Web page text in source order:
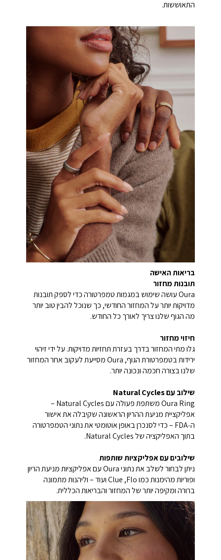
התאוששות.
בריאות האישה
תובנות מחזור
Oura עושה שימוש במגמות טמפרטורה כדי לספק תובנות
מדויקות יותר על המחזור החודשי, כך שנוכל להבין טוב יותר
מה הגוף שלנו צריך לאורך כל החודש.
חיזוי מחזור
גלו מתי המחזור בדרך בעזרת תחזיות מדויקות. על ידי זיהוי
ירידות בטמפרטורת הגוף, Oura מסייעת לעקוב אחר המחזור
שלנו בצורה חכמה ונכונה יותר.
שילוב עם Natural Cycles
Oura Ring משתפת פעולה עם Natural Cycles –
אפליקציית מניעת ההריון הראשונה שקיבלה את אישור
ה‑FDA – כדי לסנכרן באופן אוטומטי את נתוני הטמפרטורה
בתוך האפליקציה של Natural Cycles.
שילובים עם אפליקציות שותפות
ניתן לבחור לשלב את נתוני Oura עם אפליקציות מניעת הריון
ופוריות מהימנות כמו Flo,‏ Clue ועוד – וליהנות מתמונה
ברורה ומקיפה יותר של המחזור והבריאות הכללית.